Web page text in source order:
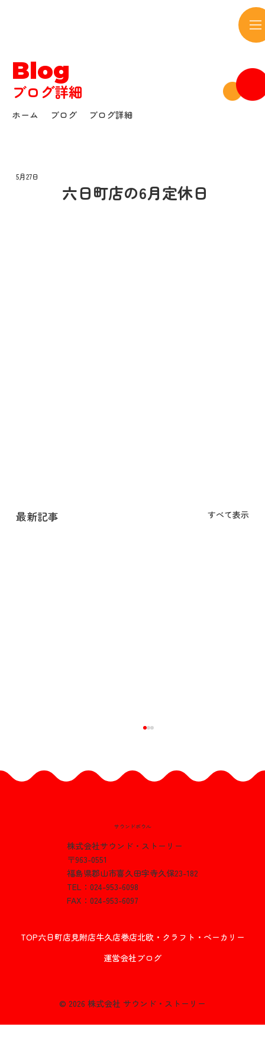
Blog
ブログ詳細
ホーム ブログ ブログ詳細
六日町店の6月定休日
5月27日
最新記事 すべて表示
サウンドボウル
株式会社サウンド・ストーリー
〒963-0551
福島県郡山市喜久田字寺久保23-182
TEL：024-953-6098
FAX：024-953-6097
TOP六日町店見附店牛久店巻店北欧・クラフト・ベーカリー
運営会社ブログ
© 2026 株式会社 サウンド・ストーリー